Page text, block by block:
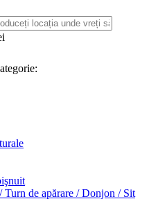
de apărare / Donjon / Sit